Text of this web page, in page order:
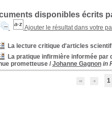
disponibles écrits
Ajouter le résultat dans votre
La lecture critique d'articles
La pratique infirmière informée par
prometteuse/ Johanne Gagnon in
1